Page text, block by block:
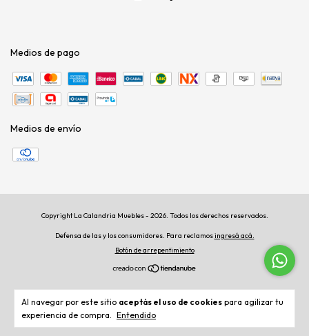
Al navegar por este sitio aceptás el uso de cookies para agilizar tu
experiencia de compra. Entendido
Medios de pago
Medios de envío
Copyright La Calandria Muebles - 2026. Todos los derechos reservados.
Defensa de las y los consumidores. Para reclamosingresá acá.
Botón de arrepentimiento